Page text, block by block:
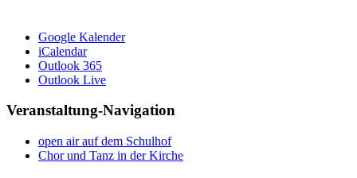
Google Kalender
iCalendar
Outlook 365
Outlook Live
Veranstaltung-Navigation
open air auf dem Schulhof
Chor und Tanz in der Kirche